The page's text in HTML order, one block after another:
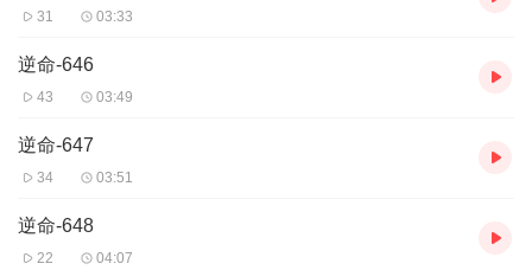
31 03:33
逆命-646
43 03:49
逆命-647
34 03:51
逆命-648
22 04:07